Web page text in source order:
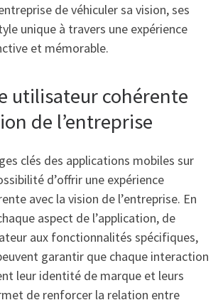
de véhiculer sa vision, ses
unique à travers une expérience
et mémorable.
utilisateur cohérente
de l’entreprise
clés des applications mobiles sur
d’offrir une expérience
avec la vision de l’entreprise. En
aspect de l’application, de
aux fonctionnalités spécifiques,
garantir que chaque interaction
leur identité de marque et leurs
de renforcer la relation entre